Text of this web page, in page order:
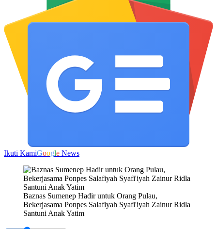
Ikuti KamiGoogle News
Baznas Sumenep Hadir untuk Orang Pulau,
Bekerjasama Ponpes Salafiyah Syafi'iyah Zainur Ridla
Santuni Anak Yatim